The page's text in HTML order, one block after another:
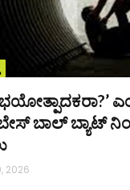
ಭಯೋತ್ಪಾದಕರಾ?’
ಬಾಲ್ ಬ್ಯಾಟ್‌
2026